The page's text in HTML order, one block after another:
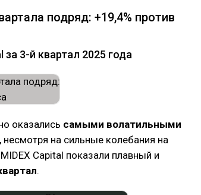
подряд: +19,4% против
3-й квартал 2025 года
оказались самыми волатильными
на сильные колебания на
Capital показали плавный и
.